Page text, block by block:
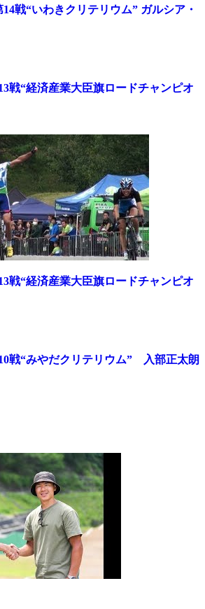
14戦“いわきクリテリウム” ガルシア・
戦“経済産業大臣旗ロードチャンピオ
戦“経済産業大臣旗ロードチャンピオ
戦“みやだクリテリウム” 入部正太朗